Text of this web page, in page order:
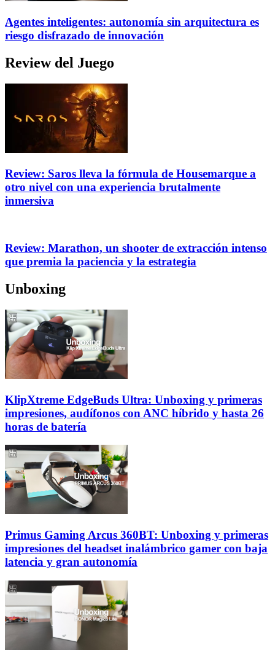
Agentes inteligentes: autonomía sin arquitectura es
riesgo disfrazado de innovación
Review del Juego
Review: Saros lleva la fórmula de Housemarque a
otro nivel con una experiencia brutalmente
inmersiva
Review: Marathon, un shooter de extracción intenso
que premia la paciencia y la estrategia
Unboxing
KlipXtreme EdgeBuds Ultra: Unboxing y primeras
impresiones, audífonos con ANC híbrido y hasta 26
horas de batería
Primus Gaming Arcus 360BT: Unboxing y primeras
impresiones del headset inalámbrico gamer con baja
latencia y gran autonomía